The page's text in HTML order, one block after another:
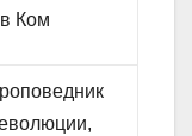
Ком